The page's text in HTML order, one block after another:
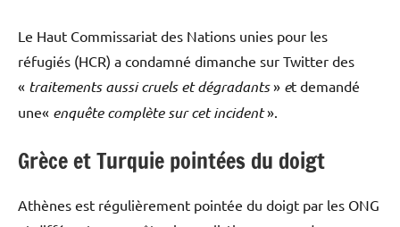
Le Haut Commissariat des Nations unies pour les
réfugiés (HCR) a condamné dimanche sur Twitter des
« traitements aussi cruels et dégradants» et demandé
une« enquête complète sur cet incident».
Grèce et Turquie pointées du doigt
Athènes est régulièrement pointée du doigt par les ONG